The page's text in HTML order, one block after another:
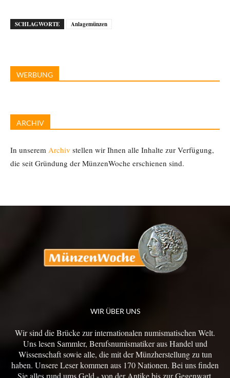
SCHLAGWORTE Anlagemünzen
WERBUNG
ARCHIV
In unserem Archiv stellen wir Ihnen alle Inhalte zur Verfügung,
die seit Gründung der MünzenWoche erschienen sind.
WIR ÜBER UNS
Wir sind die Brücke zur internationalen numismatischen Welt.
Uns lesen Sammler, Berufsnumismatiker aus Handel und
Wissenschaft sowie alle, die mit der Münzherstellung zu tun
haben. Unsere Leser kommen aus 170 Nationen. Bei uns finden